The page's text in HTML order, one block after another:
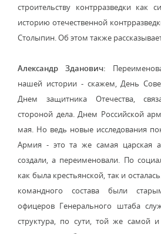
строительству контрразведки как
историю отечественной
Столыпин. Об этом также
Александр Зданович:
нашей истории - скажем, День
Днем защитника Отечества,
стороной дела. Днем Российской
мая. Но ведь новые исследования
Армия - это та же самая царская
создали, а переименовали. По
как была крестьянской, так и
командного состава были
офицеров Генерального штаба
структура, по сути, той же самой